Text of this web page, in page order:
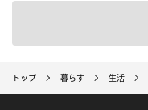
トップ 暮らす 生活